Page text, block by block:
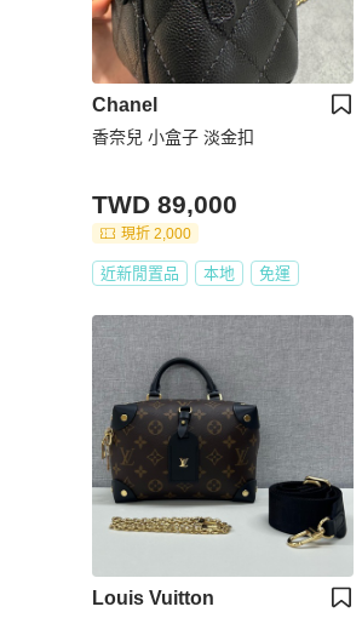
Chanel
香奈兒 小盒子 淡金扣
TWD 89,000
現折 2,000
近新閒置品 本地 免運
Louis Vuitton